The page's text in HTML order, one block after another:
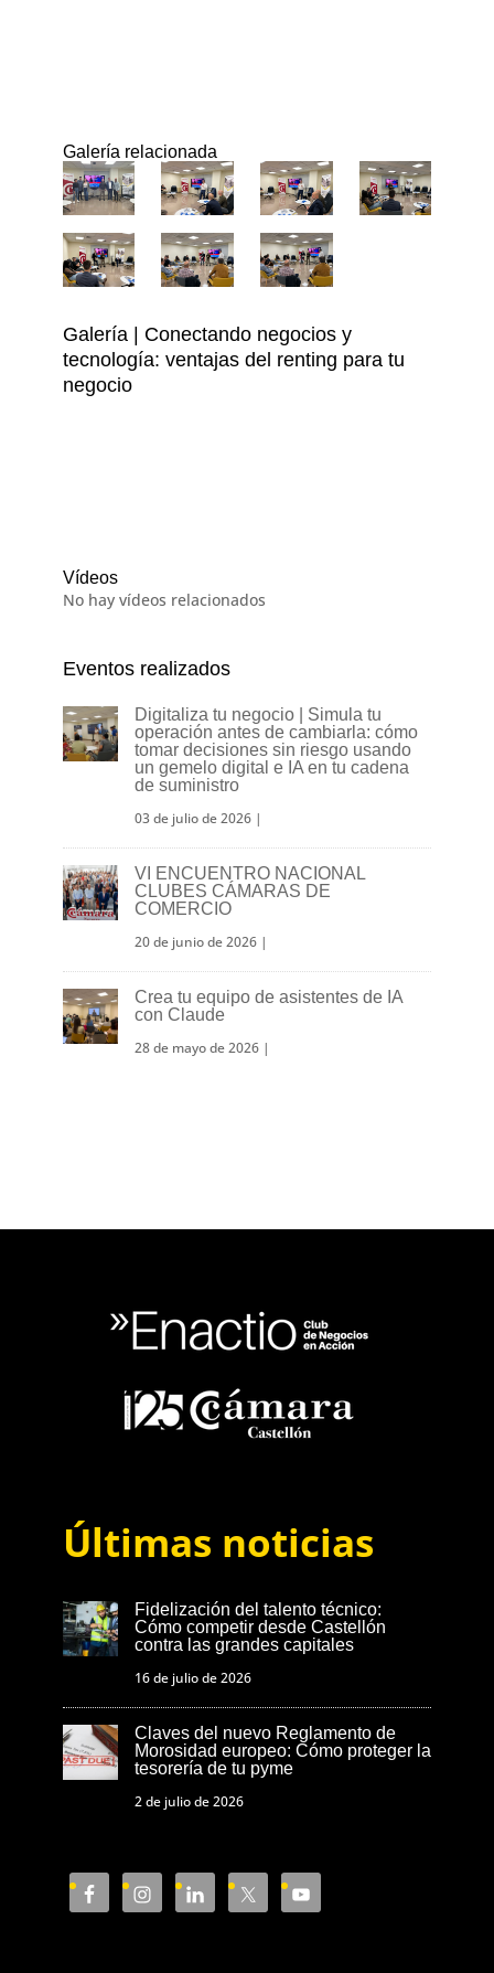
Galería relacionada
Galería | Conectando negocios y
tecnología: ventajas del renting para tu
negocio
Vídeos
No hay vídeos relacionados
Eventos realizados
Digitaliza tu negocio | Simula tu
operación antes de cambiarla: cómo
tomar decisiones sin riesgo usando
un gemelo digital e IA en tu cadena
de suministro
03 de julio de 2026|
VI ENCUENTRO NACIONAL
CLUBES CÁMARAS DE
COMERCIO
20 de junio de 2026|
Crea tu equipo de asistentes de IA
con Claude
28 de mayo de 2026|
Últimas noticias
Fidelización del talento técnico:
Cómo competir desde Castellón
contra las grandes capitales
16 de julio de 2026
Claves del nuevo Reglamento de
Morosidad europeo: Cómo proteger la
tesorería de tu pyme
2 de julio de 2026